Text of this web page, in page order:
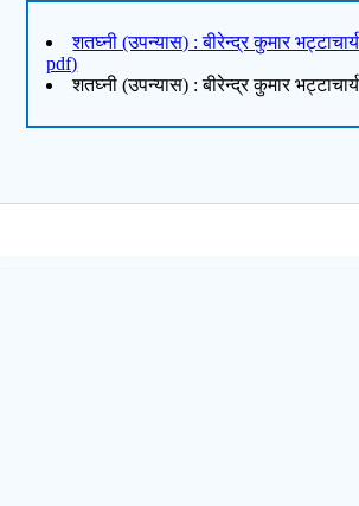
शतघ्नी (उपन्यास) : बीरेन्द्र कुमार
pdf)
शतघ्नी (उपन्यास) : बीरेन्द्र कुमार भट्टाचार्य